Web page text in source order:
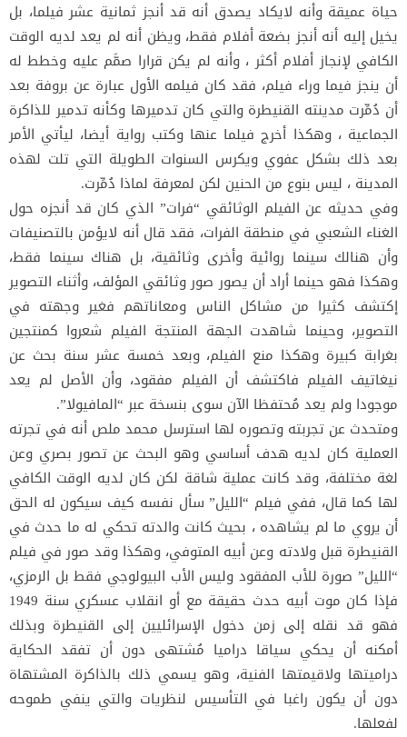
حياة عميقة وأنه لايكاد يصدق أنه قد أنجز ثمانية عشر فيلما، بل
يخيل إليه أنه أنجز بضعة أفلام فقط، ويظن أنه لم يعد لديه الوقت
الكافي لإنجاز أفلام أكثر ، وأنه لم يكن قرارا صمَّم عليه وخطط له
أن ينجز فيما وراء فيلم، فقد كان فيلمه الأول عبارة عن بروفة بعد
أن دُمِّرت مدينته القنيطرة والتي كان تدميرها وكأنه تدمير للذاكرة
الجماعية ، وهكذا أخرج فيلما عنها وكتب رواية أيضا، ليأتي الأمر
بعد ذلك بشكل عفوي ويكرس السنوات الطويلة التي تلت لهذه
المدينة ، ليس بنوع من الحنين لكن لمعرفة لماذا دُمِّرت.
وفي حديثه عن الفيلم الوثائقي “فرات” الذي كان قد أنجزه حول
الغناء الشعبي في منطقة الفرات، فقد قال أنه لايؤمن بالتصنيفات
وأن هنالك سينما روائية وأخرى وثائقية، بل هناك سينما فقط،
وهكذا فهو حينما أراد أن يصور صور وثائقي المؤلف، وأثناء التصوير
إكتشف كثيرا من مشاكل الناس ومعاناتهم فغير وجهته في
التصوير، وحينما شاهدت الجهة المنتجة الفيلم شعروا كمنتجين
بغرابة كبيرة وهكذا منع الفيلم، وبعد خمسة عشر سنة بحث عن
نيغاتيف الفيلم فاكتشف أن الفيلم مفقود، وأن الأصل لم يعد
موجودا ولم يعد مُحتفظا الآن سوى بنسخة عبر “المافيولا”.
ومتحدث عن تجربته وتصوره لها استرسل محمد ملص أنه في تجرته
العملية كان لديه هدف أساسي وهو البحث عن تصور بصري وعن
لغة مختلفة، وقد كانت عملية شاقة لكن كان لديه الوقت الكافي
لها كما قال، ففي فيلم “الليل” سأل نفسه كيف سيكون له الحق
أن يروي ما لم يشاهده ، بحيث كانت والدته تحكي له ما حدث في
القنيطرة قبل ولادته وعن أبيه المتوفي، وهكذا وقد صور في فيلم
“الليل” صورة للأب المفقود وليس الأب البيولوجي فقط بل الرمزي،
فإذا كان موت أبيه حدث حقيقة مع أو انقلاب عسكري سنة 1949
فهو قد نقله إلى زمن دخول الإسرائليين إلى القنيطرة وبذلك
أمكنه أن يحكي سياقا دراميا مُشتهى دون أن تفقد الحكاية
دراميتها ولاقيمتها الفنية، وهو يسمي ذلك بالذاكرة المشتهاة
دون أن يكون راغبا في التأسيس لنظريات والتي ينفي طموحه
لفعلها.